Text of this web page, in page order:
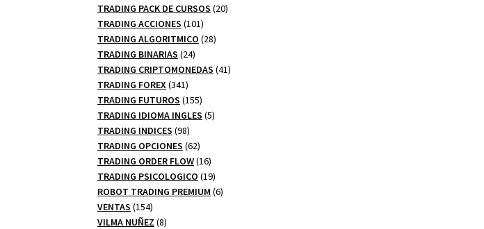
productos
TRADING PACK DE CURSOS 2020
TRADING ACCIONES 101101
productos
TRADING ALGORITMICO 2828
TRADING BINARIAS 2424
productos
TRADING CRIPTOMONEDAS 4141
TRADING FOREX 341341
productos
TRADING FUTUROS 155155
productos
TRADING IDIOMA INGLES 55
TRADING INDICES 9898
productos
TRADING OPCIONES 6262
productos
TRADING ORDER FLOW 1616
productos
TRADING PSICOLOGICO 1919
productos
ROBOT TRADING PREMIUM 66
VENTAS 154154
productos
VILMA NUÑEZ 88